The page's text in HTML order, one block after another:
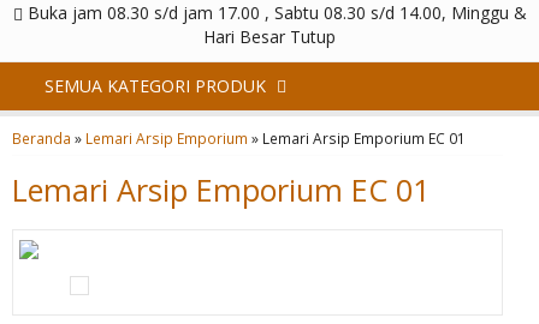
Buka jam 08.30 s/d jam 17.00 , Sabtu 08.30 s/d 14.00, Minggu &
Hari Besar Tutup
SEMUA KATEGORI PRODUK
Beranda » Lemari Arsip Emporium » Lemari Arsip Emporium EC 01
Lemari Arsip Emporium EC 01